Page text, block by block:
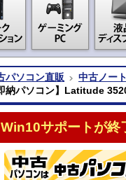
パソコン直販 中古ノー
即納パソコン】Latitude
Win10サポートが終